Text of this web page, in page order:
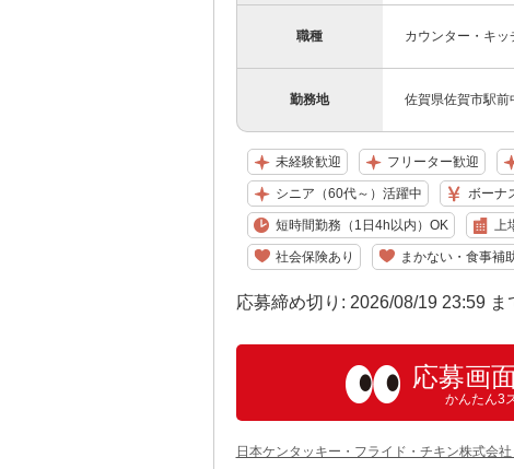
職種 カウンター・キッ
勤務地 佐賀県佐賀市駅
未経験歓迎 フリーター歓迎
シニア（60代～）活躍中 ボーナ
短時間勤務（1日4h以内）OK 上
社会保険あり まかない・食事補
応募締め切り: 2026/08/19 23:59 ま
応募画
かんたん3
日本ケンタッキー・フライド・チキン株式会